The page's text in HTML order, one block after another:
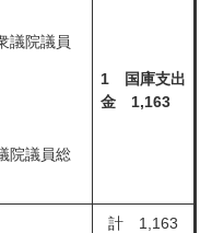
議院議員
院議員総
1 国庫支出
金 1,163
計 1,163